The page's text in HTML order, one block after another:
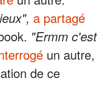
a partagé
"Ermm c'est
un autre,
de ce